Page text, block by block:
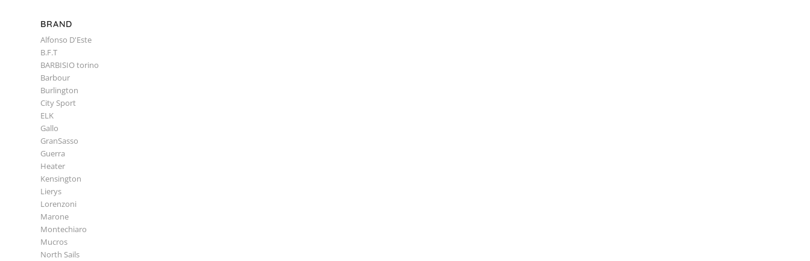
BRAND
Alfonso D'Este
B.F.T
BARBISIO torino
Barbour
Burlington
City Sport
ELK
Gallo
GranSasso
Guerra
Heater
Kensington
Lierys
Lorenzoni
Marone
Montechiaro
Mucros
North Sails